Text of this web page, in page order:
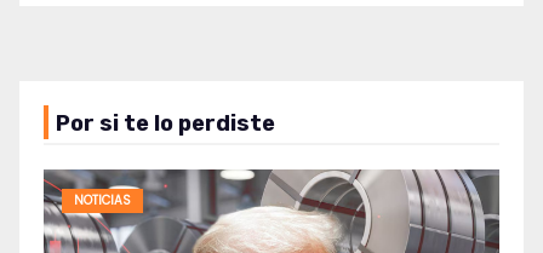
Por si te lo perdiste
NOTICIAS